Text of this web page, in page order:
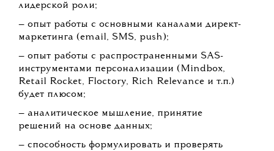
лидерской роли;
— опыт работы с основными каналами директ-
маркетинга (email, SMS, push);
— опыт работы с распространенными SAS-
инструментами персонализации (Mindbox,
Retail Rocket, Floctory, Rich Relevance и т.п.)
будет плюсом;
— аналитическое мышление, принятие
решений на основе данных;
— способность формулировать и проверять